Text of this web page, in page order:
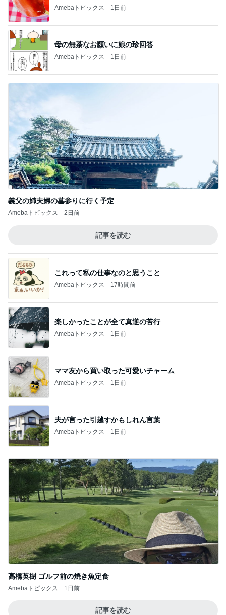
Amebaトピックス 1日前
母の無茶なお願いに娘の珍回答
Amebaトピックス 1日前
義父の姉夫婦の墓参りに行く予定
Amebaトピックス 2日前
記事を読む
これって私の仕事なのと思うこと
Amebaトピックス 17時間前
楽しかったことが全て真逆の苦行
Amebaトピックス 1日前
ママ友から買い取った可愛いチャーム
Amebaトピックス 1日前
夫が言った引越すかもしれん言葉
Amebaトピックス 1日前
高橋英樹 ゴルフ前の焼き魚定食
Amebaトピックス 1日前
記事を読む